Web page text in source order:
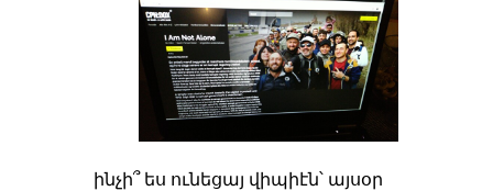
ինչի՞ ես ունեցայ վիպիէն՝ այսօր